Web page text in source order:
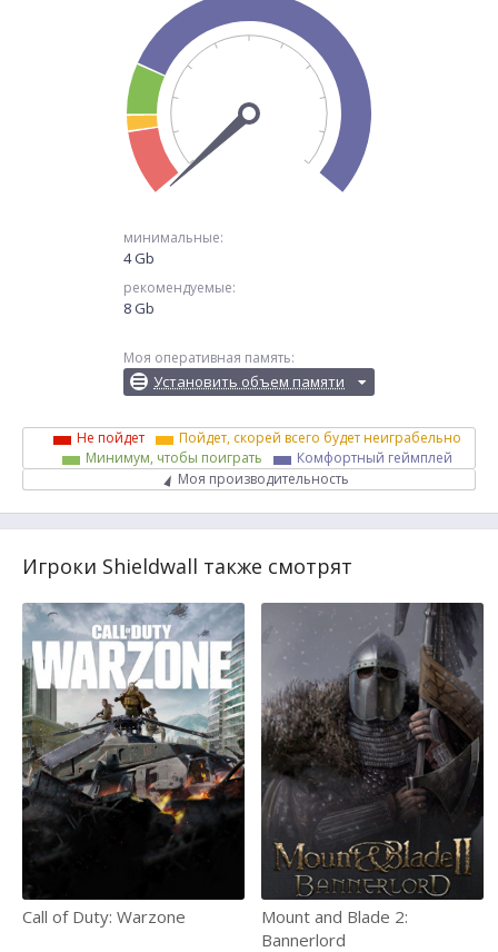
минимальные:
4 Gb
рекомендуемые:
8 Gb
Моя оперативная память:
Установить объем памяти
Не пойдет
Пойдет, скорей всего будет неиграбельно
Минимум, чтобы поиграть
Комфортный геймплей
Моя производительность
Игроки Shieldwall также смотрят
Call of Duty: Warzone
Mount and Blade 2:
Bannerlord